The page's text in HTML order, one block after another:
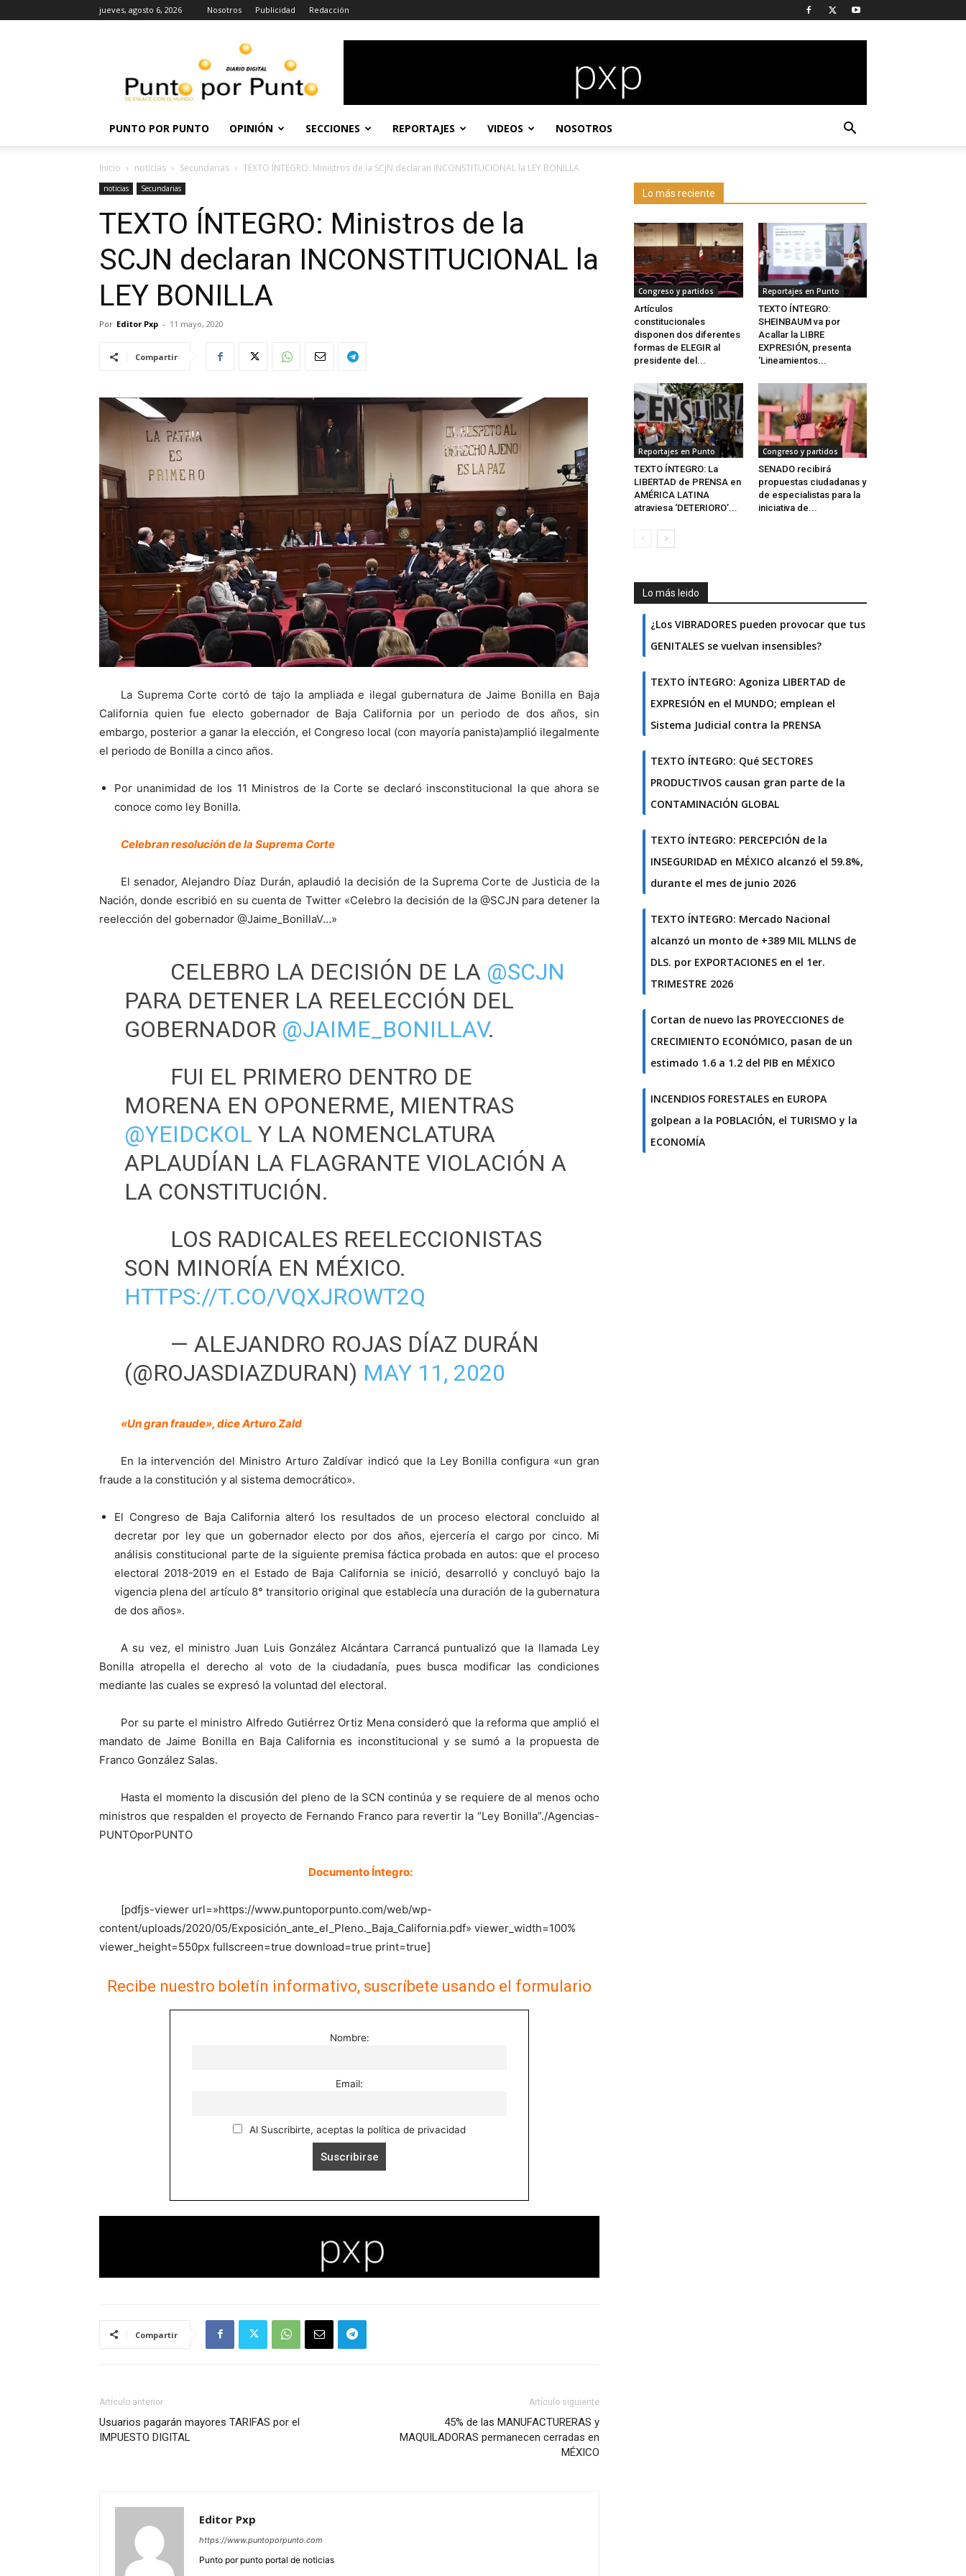
jueves, agosto 6, 2026 Nosotros Publicidad Redacción
Punto
PUNTO POR PUNTO OPINIÓN SECCIONES REPORTAJES VIDEOS NOSOTROS
Inicio noticias Secundarias TEXTO ÍNTEGRO: Ministros de la SCJN declaran INCONSTITUCIONAL la LEY BONILLA
noticias Secundarias
TEXTO ÍNTEGRO: Ministros de la
SCJN declaran INCONSTITUCIONAL la
LEY BONILLA
Por Editor Pxp - 11 mayo, 2020
Compartir
La Suprema Corte cortó de tajo la ampliada e ilegal gubernatura de Jaime Bonilla en Baja
California quien fue electo gobernador de Baja California por un periodo de dos años, sin
embargo, posterior a ganar la elección, el Congreso local (con mayoría panista)amplió ilegalmente
el periodo de Bonilla a cinco años.
Por unanimidad de los 11 Ministros de la Corte se declaró insconstitucional la que ahora se
conoce como ley Bonilla.
Celebran resolución de la Suprema Corte
El senador, Alejandro Díaz Durán, aplaudió la decisión de la Suprema Corte de Justicia de la
Nación, donde escribió en su cuenta de Twitter «Celebro la decisión de la @SCJN para detener la
reelección del gobernador @Jaime_BonillaV…»
CELEBRO LA DECISIÓN DE LA @SCJN
PARA DETENER LA REELECCIÓN DEL
GOBERNADOR @JAIME_BONILLAV.
FUI EL PRIMERO DENTRO DE
MORENA EN OPONERME, MIENTRAS
@YEIDCKOL Y LA NOMENCLATURA
APLAUDÍAN LA FLAGRANTE VIOLACIÓN A
LA CONSTITUCIÓN.
LOS RADICALES REELECCIONISTAS
SON MINORÍA EN MÉXICO.
HTTPS://T.CO/VQXJROWT2Q
— ALEJANDRO ROJAS DÍAZ DURÁN
(@ROJASDIAZDURAN) MAY 11, 2020
«Un gran fraude», dice Arturo Zald
En la intervención del Ministro Arturo Zaldívar indicó que la Ley Bonilla configura «un gran
fraude a la constitución y al sistema democrático».
El Congreso de Baja California alteró los resultados de un proceso electoral concluido al
decretar por ley que un gobernador electo por dos años, ejercería el cargo por cinco. Mi
análisis constitucional parte de la siguiente premisa fáctica probada en autos: que el proceso
electoral 2018-2019 en el Estado de Baja California se inició, desarrolló y concluyó bajo la
vigencia plena del artículo 8° transitorio original que establecía una duración de la gubernatura
de dos años».
A su vez, el ministro Juan Luis González Alcántara Carrancá puntualizó que la llamada Ley
Bonilla atropella el derecho al voto de la ciudadanía, pues busca modificar las condiciones
mediante las cuales se expresó la voluntad del electoral.
Por su parte el ministro Alfredo Gutiérrez Ortiz Mena consideró que la reforma que amplió el
mandato de Jaime Bonilla en Baja California es inconstitucional y se sumó a la propuesta de
Franco González Salas.
Hasta el momento la discusión del pleno de la SCN continúa y se requiere de al menos ocho
ministros que respalden el proyecto de Fernando Franco para revertir la “Ley Bonilla”./Agencias-
PUNTOporPUNTO
Documento Íntegro:
[pdfjs-viewer url=»https://www.puntoporpunto.com/web/wp-
content/uploads/2020/05/Exposición_ante_el_Pleno._Baja_California.pdf» viewer_width=100%
viewer_height=550px fullscreen=true download=true print=true]
Recibe nuestro boletín informativo, suscríbete usando el formulario
Nombre:
Email:
Al Suscribirte, aceptas la política de privacidad
Compartir
Artículo anterior
Usuarios pagarán mayores TARIFAS por el
IMPUESTO DIGITAL
Artículo siguiente
45% de las MANUFACTURERAS y
MAQUILADORAS permanecen cerradas en
MÉXICO
Editor Pxp
https://www.puntoporpunto.com
Punto por punto portal de noticias
Lo más reciente
Congreso y partidos
Artículos
constitucionales
disponen dos diferentes
formas de ELEGIR al
presidente del...
Reportajes en Punto
TEXTO ÍNTEGRO:
SHEINBAUM va por
Acallar la LIBRE
EXPRESIÓN, presenta
‘Lineamientos...
Reportajes en Punto
TEXTO ÍNTEGRO: La
LIBERTAD de PRENSA en
AMÉRICA LATINA
atraviesa ‘DETERIORO’...
Congreso y partidos
SENADO recibirá
propuestas ciudadanas y
de especialistas para la
iniciativa de...
Lo más leido
¿Los VIBRADORES pueden provocar que tus
GENITALES se vuelvan insensibles?
TEXTO ÍNTEGRO: Agoniza LIBERTAD de
EXPRESIÓN en el MUNDO; emplean el
Sistema Judicial contra la PRENSA
TEXTO ÍNTEGRO: Qué SECTORES
PRODUCTIVOS causan gran parte de la
CONTAMINACIÓN GLOBAL
TEXTO ÍNTEGRO: PERCEPCIÓN de la
INSEGURIDAD en MÉXICO alcanzó el 59.8%,
durante el mes de junio 2026
TEXTO ÍNTEGRO: Mercado Nacional
alcanzó un monto de +389 MIL MLLNS de
DLS. por EXPORTACIONES en el 1er.
TRIMESTRE 2026
Cortan de nuevo las PROYECCIONES de
CRECIMIENTO ECONÓMICO, pasan de un
estimado 1.6 a 1.2 del PIB en MÉXICO
INCENDIOS FORESTALES en EUROPA
golpean a la POBLACIÓN, el TURISMO y la
ECONOMÍA